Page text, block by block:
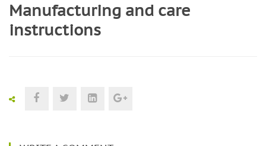
Manufacturing and care
instructions